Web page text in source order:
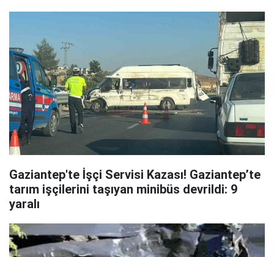
Gaziantep'te İşçi Servisi Kazası! Gaziantep’te
tarım işçilerini taşıyan minibüs devrildi: 9
yaralı